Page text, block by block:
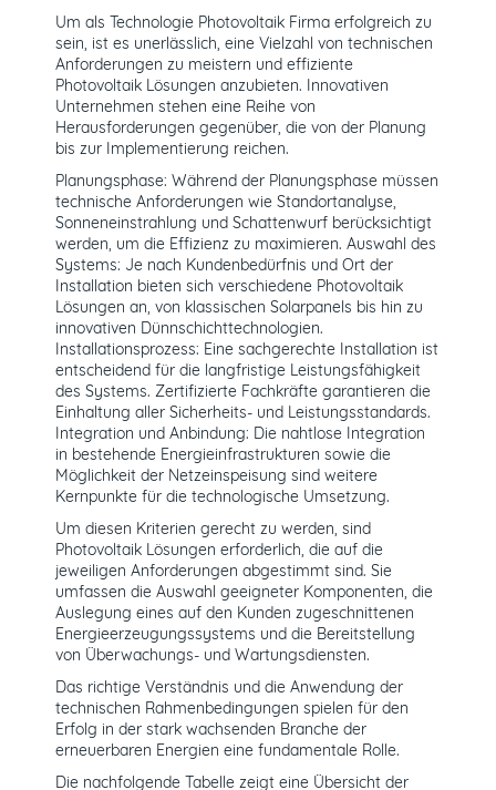
Um als Technologie Photovoltaik Firma erfolgreich zu
sein, ist es unerlässlich, eine Vielzahl von technischen
Anforderungen zu meistern und effiziente
Photovoltaik Lösungen anzubieten. Innovativen
Unternehmen stehen eine Reihe von
Herausforderungen gegenüber, die von der Planung
bis zur Implementierung reichen.
Planungsphase: Während der Planungsphase müssen
technische Anforderungen wie Standortanalyse,
Sonneneinstrahlung und Schattenwurf berücksichtigt
werden, um die Effizienz zu maximieren. Auswahl des
Systems: Je nach Kundenbedürfnis und Ort der
Installation bieten sich verschiedene Photovoltaik
Lösungen an, von klassischen Solarpanels bis hin zu
innovativen Dünnschichttechnologien.
Installationsprozess: Eine sachgerechte Installation ist
entscheidend für die langfristige Leistungsfähigkeit
des Systems. Zertifizierte Fachkräfte garantieren die
Einhaltung aller Sicherheits- und Leistungsstandards.
Integration und Anbindung: Die nahtlose Integration
in bestehende Energieinfrastrukturen sowie die
Möglichkeit der Netzeinspeisung sind weitere
Kernpunkte für die technologische Umsetzung.
Um diesen Kriterien gerecht zu werden, sind
Photovoltaik Lösungen erforderlich, die auf die
jeweiligen Anforderungen abgestimmt sind. Sie
umfassen die Auswahl geeigneter Komponenten, die
Auslegung eines auf den Kunden zugeschnittenen
Energieerzeugungssystems und die Bereitstellung
von Überwachungs- und Wartungsdiensten.
Das richtige Verständnis und die Anwendung der
technischen Rahmenbedingungen spielen für den
Erfolg in der stark wachsenden Branche der
erneuerbaren Energien eine fundamentale Rolle.
Die nachfolgende Tabelle zeigt eine Übersicht der